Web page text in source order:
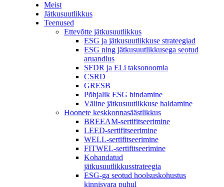
Meist
Jätkusuutlikkus
Teenused
Ettevõtte jätkusuutlikkus
ESG ja jätkusuutlikkuse strateegiad
ESG ning jätkusuutlikkusega seotud
aruandlus
SFDR ja ELi taksonoomia
CSRD
GRESB
Põhjalik ESG hindamine
Väline jätkusuutlikkuse haldamine
Hoonete keskkonnasäästlikkus
BREEAM-sertifitseerimine
LEED-sertifitseerimine
WELL-sertifitseerimine
FITWEL-sertifitseerimine
Kohandatud
jätkusuutlikkusstrateegia
ESG-ga seotud hoolsuskohustus
kinnisvara puhul